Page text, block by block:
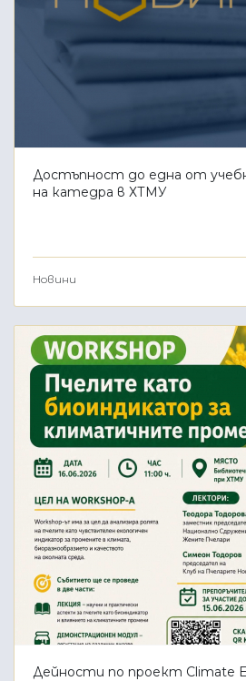
Достъпност до една от
на катедра в ХТМУ
Новини
Дейности по проект Climate